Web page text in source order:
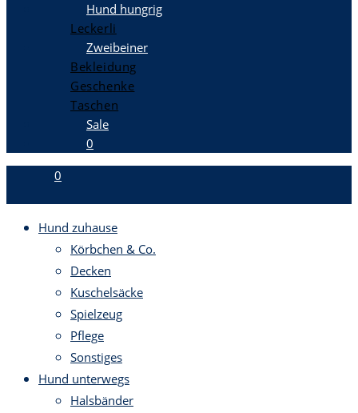
Hund hungrig
Leckerli
Zweibeiner
Bekleidung
Geschenke
Taschen
Sale
0
0
Hund zuhause
Körbchen & Co.
Decken
Kuschelsäcke
Spielzeug
Pflege
Sonstiges
Hund unterwegs
Halsbänder